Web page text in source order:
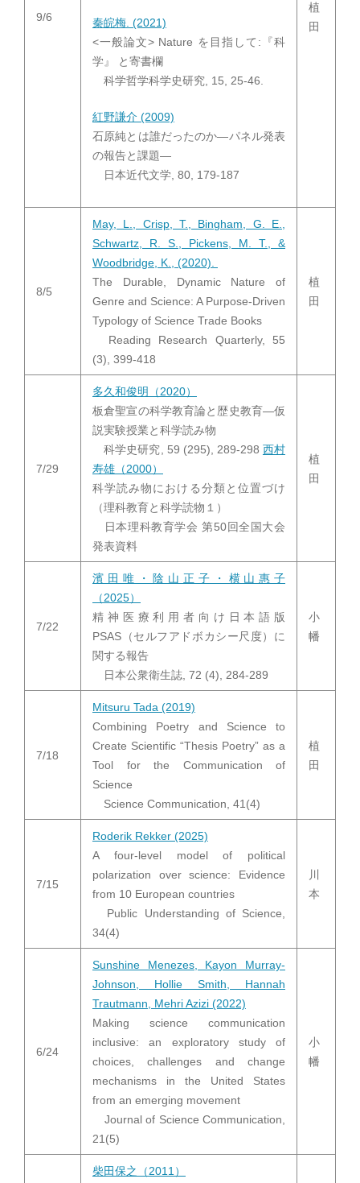
9/6
秦皖梅. (2021)
<一般論文> Nature を目指して:『科
学』 と寄書欄
科学哲学科学史研究, 15, 25-46.
紅野謙介 (2009)
石原純とは誰だったのか—パネル発表
の報告と課題—
日本近代文学, 80, 179-187
植
田
8/5
May, L., Crisp, T., Bingham, G. E.,
Schwartz, R. S., Pickens, M. T., &
Woodbridge, K., (2020).
The Durable, Dynamic Nature of
Genre and Science: A Purpose‐Driven
Typology of Science Trade Books
Reading Research Quarterly, 55
(3), 399-418
植
田
7/29
多久和俊明（2020）
板倉聖宣の科学教育論と歴史教育―仮
説実験授業と科学読み物
科学史研究, 59 (295), 289-298 西村
寿雄（2000）
科学読み物における分類と位置づけ
（理科教育と科学読物１）
日本理科教育学会 第50回全国大会
発表資料
植
田
7/22
濱田唯・陰山正子・横山惠子
（2025）
精神医療利用者向け日本語版
PSAS（セルフアドボカシー尺度）に
関する報告
日本公衆衛生誌, 72 (4), 284-289
小
幡
7/18
Mitsuru Tada (2019)
Combining Poetry and Science to
Create Scientific “Thesis Poetry” as a
Tool for the Communication of
Science
Science Communication, 41(4)
植
田
7/15
Roderik Rekker (2025)
A four-level model of political
polarization over science: Evidence
from 10 European countries
Public Understanding of Science,
34(4)
川
本
6/24
Sunshine Menezes, Kayon Murray-
Johnson, Hollie Smith, Hannah
Trautmann, Mehri Azizi (2022)
Making science communication
inclusive: an exploratory study of
choices, challenges and change
mechanisms in the United States
from an emerging movement
Journal of Science Communication,
21(5)
小
幡
柴田保之（2011）